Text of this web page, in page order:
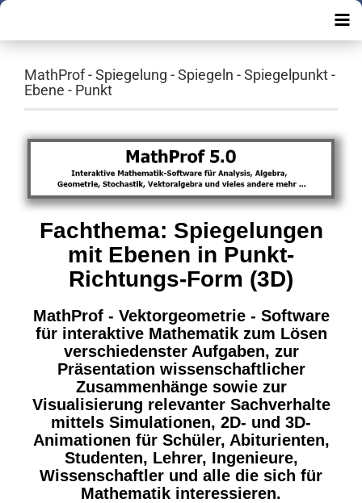
MathProf - Spiegelung - Spiegeln - Spiegelpunkt -
Ebene - Punkt
Fachthema: Spiegelungen
mit Ebenen in Punkt-
Richtungs-Form (3D)
MathProf - Vektorgeometrie - Software
für interaktive Mathematik zum Lösen
verschiedenster Aufgaben, zur
Präsentation wissenschaftlicher
Zusammenhänge sowie zur
Visualisierung relevanter Sachverhalte
mittels Simulationen, 2D- und 3D-
Animationen für Schüler, Abiturienten,
Studenten, Lehrer, Ingenieure,
Wissenschaftler und alle die sich für
Mathematik interessieren.